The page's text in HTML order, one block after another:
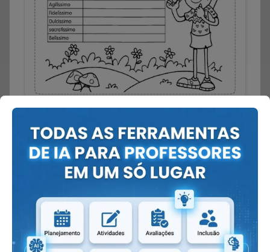
no grau superlativo